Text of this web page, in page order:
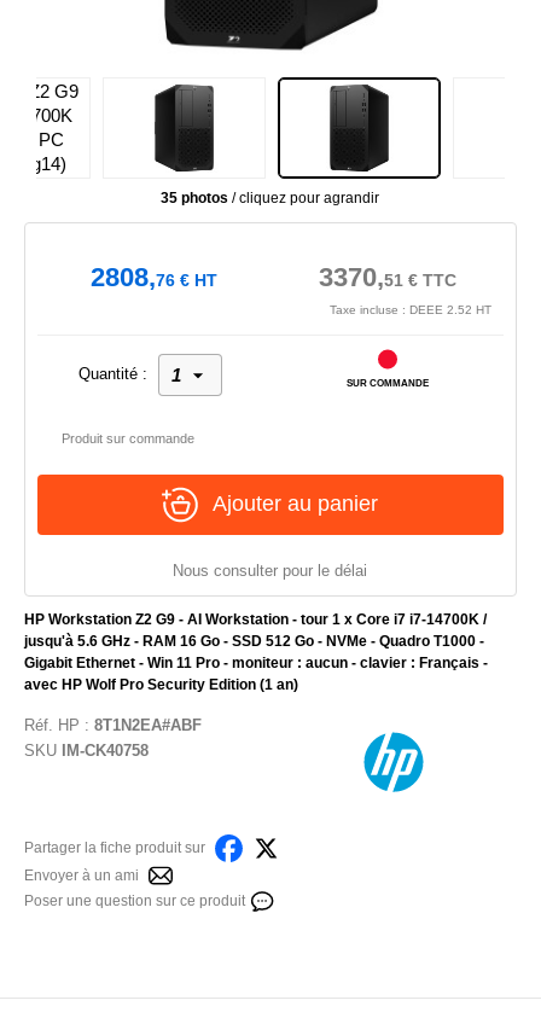
35 photos / cliquez pour agrandir
HP Workstation Z2 G9 - AI Workstation - tour 1 x Core i7 i7-14700K /
jusqu'à 5.6 GHz - RAM 16 Go - SSD 512 Go - NVMe - Quadro T1000 -
Gigabit Ethernet - Win 11 Pro - moniteur : aucun - clavier : Français -
avec HP Wolf Pro Security Edition (1 an)
Réf. HP : 8T1N2EA#ABF
SKU
IM-CK40758
Partager la fiche produit sur
Envoyer à un ami
Poser une question sur ce produit
2808,76€HT 3370,51 €TTC
Taxe incluse : DEEE 2.52 HT
Quantité :
SUR COMMANDE
Produit sur commande
Ajouter au panier
Nous consulter pour le délai